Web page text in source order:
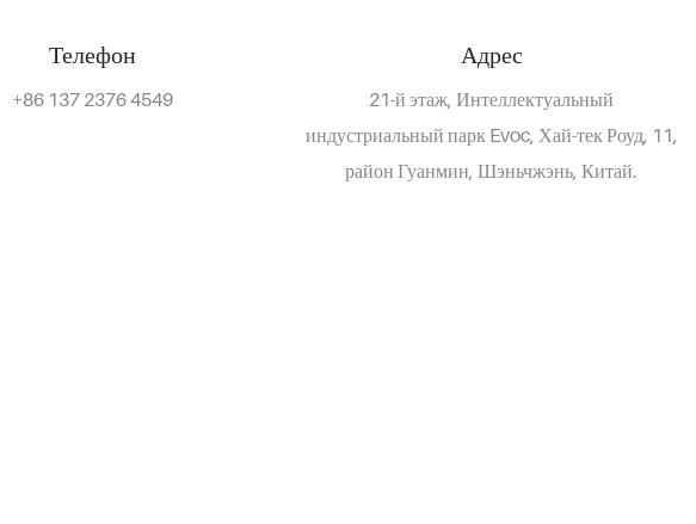
Телефон
+86 137 2376 4549
Адрес
21-й этаж, Интеллектуальный
индустриальный парк Evoc, Хай-тек Роуд, 11,
район Гуанмин, Шэньчжэнь, Китай.